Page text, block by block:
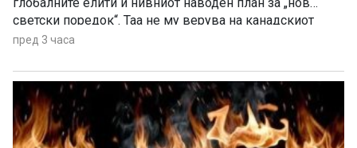
светски поредок“. Таа не му верува на канадскиот
премиер Марк Карни, но му верува на Доналд Трамп
пред 3 часа